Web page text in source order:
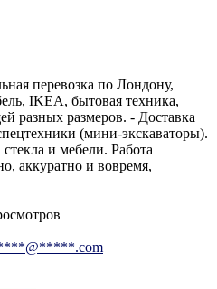
перевозка по Лондону,
IKEA, бытовая техника,
разных размеров. - Доставка
(мини-экскаваторы).
и мебели. Работа
аккуратно и вовремя,